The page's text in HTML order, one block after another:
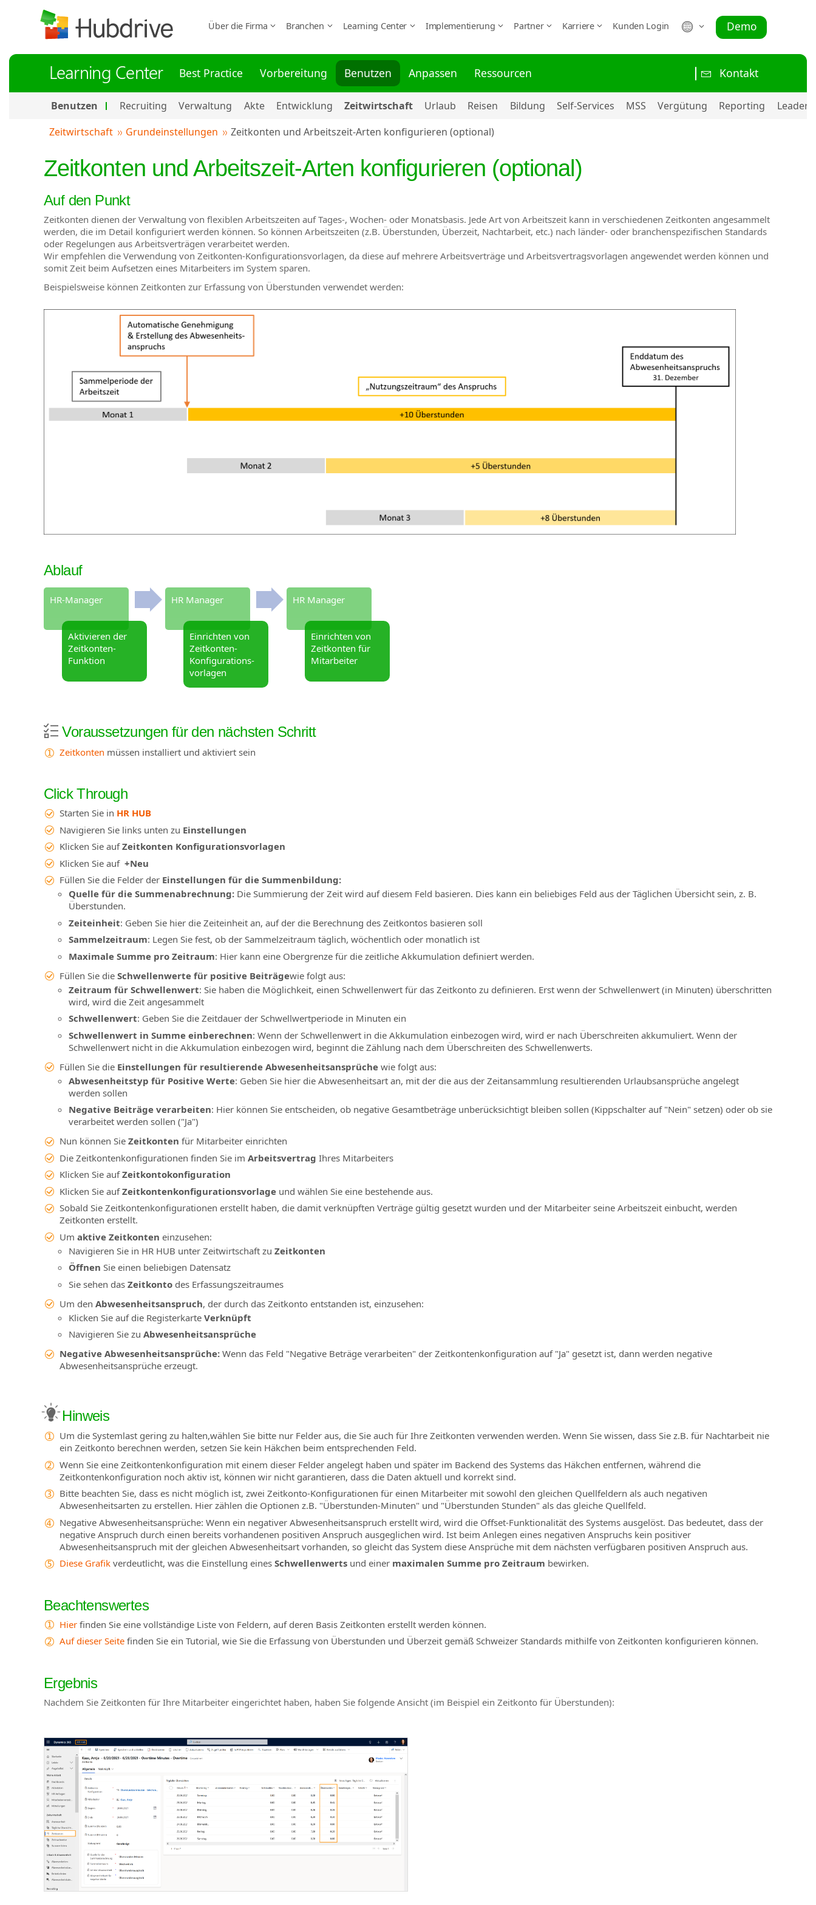
Über die Firma Branchen Learning Center Implementierung Partner Karriere Kunden Login Demo
Learning Center Best Practice Vorbereitung Benutzen Anpassen Ressourcen Kontakt
Benutzen Recruiting Verwaltung Akte Entwicklung Zeitwirtschaft Urlaub Reisen Bildung Self-Services MSS Vergütung Reporting
Zeitwirtschaft
Grundeinstellungen Zeitkonten und Arbeitszeit-Arten konfigurieren (optional)
Zeitkonten und Arbeitszeit-Arten konfigurieren (optional)
Auf den Punkt
Zeitkonten dienen der Verwaltung von flexiblen Arbeitszeiten auf Tages-, Wochen- oder Monatsbasis. Jede Art von Arbeitszeit kann in verschiedenen Zeitkonten angesammelt
werden, die im Detail konfiguriert werden können. So können Arbeitszeiten (z.B. Überstunden, Überzeit, Nachtarbeit, etc.) nach länder- oder branchenspezifischen Standards
oder Regelungen aus Arbeitsverträgen verarbeitet werden.
Wir empfehlen die Verwendung von Zeitkonten-Konfigurationsvorlagen, da diese auf mehrere Arbeitsverträge und Arbeitsvertragsvorlagen angewendet werden können und
somit Zeit beim Aufsetzen eines Mitarbeiters im System sparen.
Beispielsweise können Zeitkonten zur Erfassung von Überstunden verwendet werden:
Ablauf
HR-Manager
Aktivieren der
Zeitkonten-
Funktion
HR Manager
Einrichten von
Zeitkonten-
Konfigurations-
vorlagen
HR Manager
Einrichten von
Zeitkonten für
Mitarbeiter
Voraussetzungen für den nächsten Schritt
Zeitkonten müssen installiert und aktiviert sein
Click Through
Starten Sie in HR HUB
Navigieren Sie links unten zu Einstellungen
Klicken Sie aufZeitkonten Konfigurationsvorlagen
Klicken Sie auf +Neu
Füllen Sie die Felder der Einstellungen für die Summenbildung:
Quelle für die Summenabrechnung:Die Summierung der Zeit wird auf diesem Feld basieren. Dies kann ein beliebiges Feld aus der Täglichen Übersicht sein, z. B.
Überstunden.
Zeiteinheit: Geben Sie hier die Zeiteinheit an, auf der die Berechnung des Zeitkontos basieren soll
Sammelzeitraum: Legen Sie fest, ob der Sammelzeitraum täglich, wöchentlich oder monatlich ist
Maximale Summe pro Zeitraum: Hier kann eine Obergrenze für die zeitliche Akkumulation definiert werden.
Füllen Sie die Schwellenwerte für positive Beiträgewie folgt aus:
Zeitraum für Schwellenwert: Sie haben die Möglichkeit, einen Schwellenwert für das Zeitkonto zu definieren. Erst wenn der Schwellenwert (in Minuten) überschritten
wird, wird die Zeit angesammelt
Schwellenwert: Geben Sie die Zeitdauer der Schwellwertperiode in Minuten ein
Schwellenwert in Summe einberechnen: Wenn der Schwellenwert in die Akkumulation einbezogen wird, wird er nach Überschreiten akkumuliert. Wenn der
Schwellenwert nicht in die Akkumulation einbezogen wird, beginnt die Zählung nach dem Überschreiten des Schwellenwerts.
Füllen Sie die Einstellungen für resultierende Abwesenheitsansprüchewie folgt aus:
Abwesenheitstyp für Positive Werte: Geben Sie hier die Abwesenheitsart an, mit der die aus der Zeitansammlung resultierenden Urlaubsansprüche angelegt
werden sollen
Negative Beiträge verarbeiten: Hier können Sie entscheiden, ob negative Gesamtbeträge unberücksichtigt bleiben sollen (Kippschalter auf "Nein" setzen) oder ob sie
verarbeitet werden sollen ("Ja")
Nun können Sie Zeitkonten für Mitarbeiter einrichten
Die Zeitkontenkonfigurationen finden Sie im Arbeitsvertrag Ihres Mitarbeiters
Klicken Sie aufZeitkontokonfiguration
Klicken Sie aufZeitkontenkonfigurationsvorlageund wählen Sie eine bestehende aus.
Sobald Sie Zeitkontenkonfigurationen erstellt haben, die damit verknüpften Verträge gültig gesetzt wurden und der Mitarbeiter seine Arbeitszeit einbucht, werden
Zeitkonten erstellt.
Um aktive Zeitkonten einzusehen:
Navigieren Sie in HR HUB unter Zeitwirtschaft zu Zeitkonten
Öffnen Sie einen beliebigen Datensatz
Sie sehen das Zeitkontodes Erfassungszeitraumes
Um den Abwesenheitsanspruch, der durch das Zeitkonto entstanden ist, einzusehen:
Klicken Sie auf die Registerkarte Verknüpft
Navigieren Sie zu Abwesenheitsansprüche
Negative Abwesenheitsansprüche:Wenn das Feld "Negative Beträge verarbeiten" der Zeitkontenkonfiguration auf "Ja" gesetzt ist, dann werden negative
Abwesenheitsansprüche erzeugt.
Hinweis
Um die Systemlast gering zu halten,wählen Sie bitte nur Felder aus, die Sie auch für Ihre Zeitkonten verwenden werden. Wenn Sie wissen, dass Sie z.B. für Nachtarbeit nie
ein Zeitkonto berechnen werden, setzen Sie kein Häkchen beim entsprechenden Feld.
Wenn Sie eine Zeitkontenkonfiguration mit einem dieser Felder angelegt haben und später im Backend des Systems das Häkchen entfernen, während die
Zeitkontenkonfiguration noch aktiv ist, können wir nicht garantieren, dass die Daten aktuell und korrekt sind.
Bitte beachten Sie, dass es nicht möglich ist, zwei Zeitkonto-Konfigurationen für einen Mitarbeiter mit sowohl den gleichen Quellfeldern als auch negativen
Abwesenheitsarten zu erstellen. Hier zählen die Optionen z.B. "Überstunden-Minuten" und "Überstunden Stunden" als das gleiche Quellfeld.
Negative Abwesenheitsansprüche: Wenn ein negativer Abwesenheitsanspruch erstellt wird, wird die Offset-Funktionalität des Systems ausgelöst. Das bedeutet, dass der
negative Anspruch durch einen bereits vorhandenen positiven Anspruch ausgeglichen wird. Ist beim Anlegen eines negativen Anspruchs kein positiver
Abwesenheitsanspruch mit der gleichen Abwesenheitsart vorhanden, so gleicht das System diese Ansprüche mit dem nächsten verfügbaren positiven Anspruch aus.
Diese Grafikverdeutlicht, was die Einstellung eines Schwellenwerts und einer maximalen Summe pro Zeitraum bewirken.
Beachtenswertes
Hierfinden Sie eine vollständige Liste von Feldern, auf deren Basis Zeitkonten erstellt werden können.
Auf dieser Seitefinden Sie ein Tutorial, wie Sie die Erfassung von Überstunden und Überzeit gemäß Schweizer Standards mithilfe von Zeitkonten konfigurieren können.
Ergebnis
Nachdem Sie Zeitkonten für Ihre Mitarbeiter eingerichtet haben, haben Sie folgende Ansicht (im Beispiel ein Zeitkonto für Überstunden):